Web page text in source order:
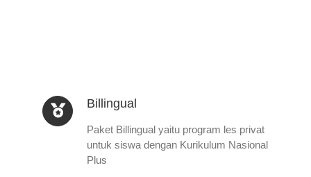
Billingual
Paket Billingual yaitu program les privat
untuk siswa dengan Kurikulum Nasional
Plus